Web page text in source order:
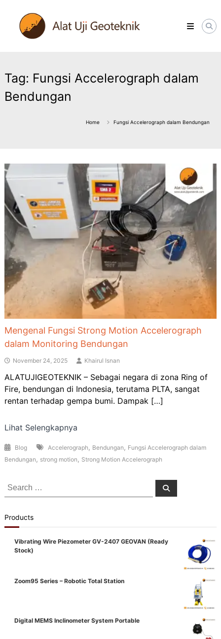
content
ALATUJIGEOTEKNIK.COM
DISTRIBUTOR
INSTRUMENT
Tag: Fungsi Accelerograph dalam
Bendungan
Home Fungsi Accelerograph dalam Bendungan
Mengenal Fungsi Strong Motion Accelerograph
dalam Monitoring Bendungan
November 24, 2025 Khairul Isnan
ALATUJIGEOTEKNIK – Sebagai negara di zona Ring of
Fire, bendungan di Indonesia, terutama PLTA, sangat
rentan terhadap gempa bumi. Dampak […]
Lihat Selengkapnya
Blog Accelerograph , Bendungan , Fungsi Accelerograph dalam
Bendungan , strong motion , Strong Motion Accelerograph
Search
for:
Search
Products
Vibrating Wire Piezometer GV-2407 GEOVAN (Ready
Stock)
Zoom95 Series – Robotic Total Station
Digital MEMS Inclinometer System Portable